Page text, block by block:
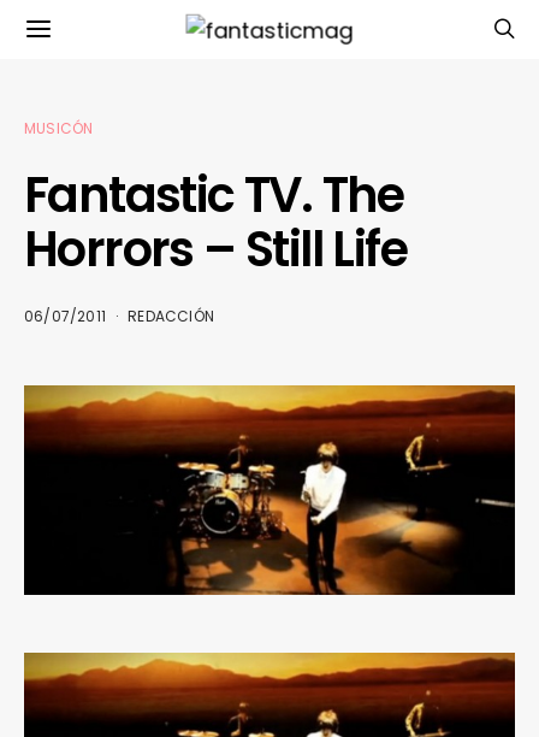
MUSICÓN
Fantastic TV. The
Horrors – Still Life
06/07/2011 REDACCIÓN